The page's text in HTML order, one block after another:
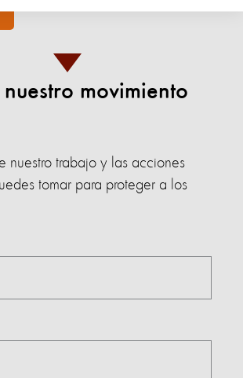
movimiento
nuestro trabajo y las acciones
tomar para proteger a los